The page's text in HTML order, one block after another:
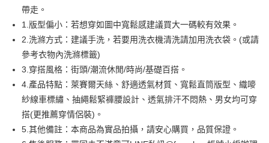
街口支付
悠遊付
ATM付款
運送方式
每筆NT$80，滿NT$1,000(含以上)免運費
帶走。
1.版型偏小：若想穿如圖中寬鬆感建議買大一碼較有效果。
2.洗滌方式：建議手洗，若要用洗衣機清洗請加用洗衣袋。(或請
參考衣物內洗滌標籤)
3.穿搭風格：街頭/潮流休閒/時尚/基礎百搭。
4.產品特點：萊賽爾天絲、舒適透氣材質、寬鬆直筒版型、織嘜
紗線車標繡、抽繩鬆緊褲腰設計、透氣排汗不悶熱、男女均可穿
搭(更推薦穿情侶裝)。
5.其他備註：本商品為實品拍攝，請安心購買，品質保證。